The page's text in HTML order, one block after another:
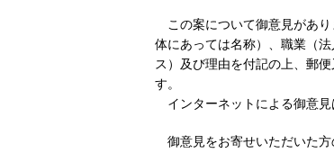
この案について御意見があり
体にあっては名称）、職業（
ス）及び理由を付記の上、郵
す。
インターネットによる御意
御意見をお寄せいただいた